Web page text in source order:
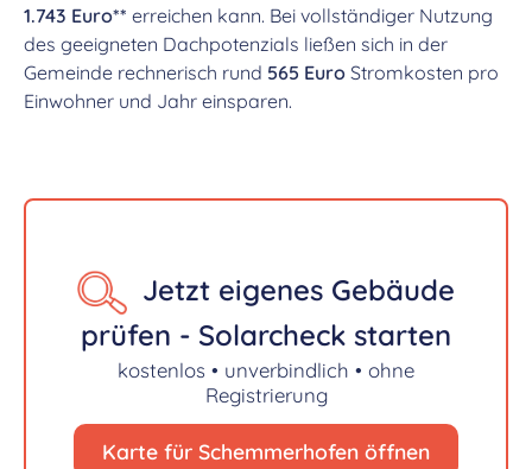
1.743 Euro** erreichen kann. Bei vollständiger Nutzung
des geeigneten Dachpotenzials ließen sich in der
Gemeinde rechnerisch rund 565 Euro Stromkosten pro
Einwohner und Jahr einsparen.
Jetzt eigenes Gebäude
prüfen - Solarcheck starten
kostenlos • unverbindlich • ohne
Registrierung
Karte für Schemmerhofen öffnen